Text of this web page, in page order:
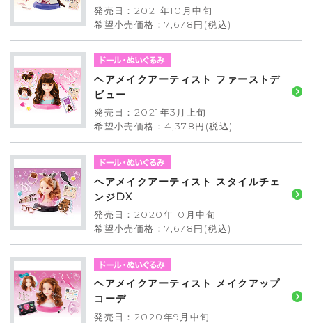
発売日：2021年10月中旬
希望小売価格：7,678円(税込)
ヘアメイクアーティスト ファーストデ
ビュー
発売日：2021年3月上旬
希望小売価格：4,378円(税込)
ヘアメイクアーティスト スタイルチェ
ンジDX
発売日：2020年10月中旬
希望小売価格：7,678円(税込)
ヘアメイクアーティスト メイクアップ
コーデ
発売日：2020年9月中旬